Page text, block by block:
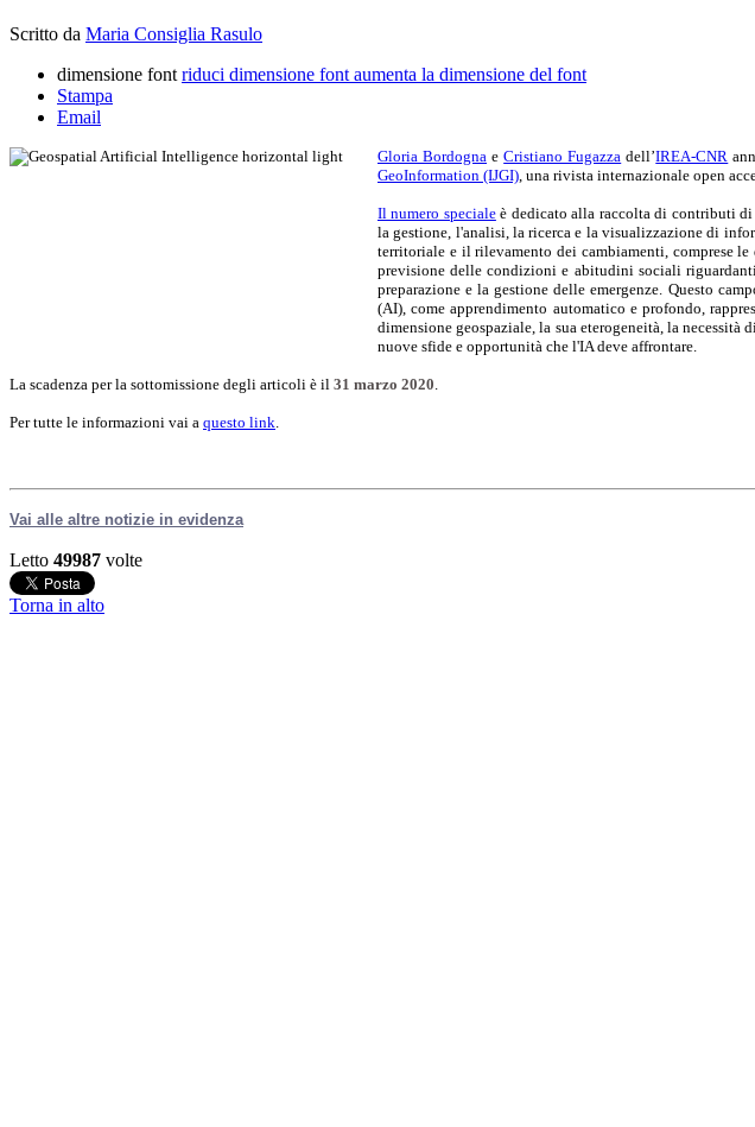
Scritto da Maria Consiglia Rasulo
dimensione font riduci dimensione font aumenta la dimensione del font
Stampa
Email
Gloria Bordogna eCristiano Fugazza dell’IREA-CNR
GeoInformation (IJGI) , una rivista internazionale open
Il numero specialeè dedicato alla raccolta di contributi
la gestione, l'analisi, la ricerca e la visualizzazione di
territoriale e il rilevamento dei cambiamenti, comprese
previsione delle condizioni e abitudini sociali
preparazione e la gestione delle emergenze. Questo
(AI), come apprendimento automatico e profondo,
dimensione geospaziale, la sua eterogeneità, la
nuove sfide e opportunità che l'IA deve affrontare.
La scadenza per la sottomissione degli articoli è il 31 marzo 2020
Per tutte le informazioni vai a questo link
Vai alle altre notizie in evidenza
Letto 49987 volte
Torna in alto